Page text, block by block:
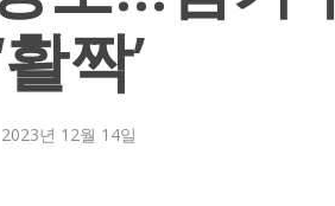
활짝’
2023년 12월 14일